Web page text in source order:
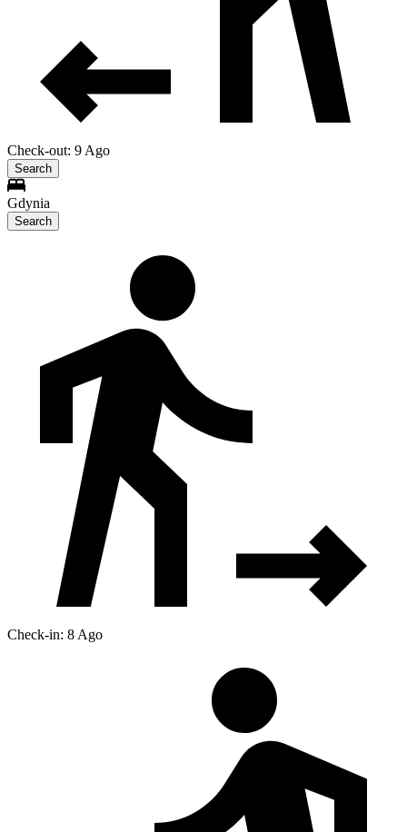
Check-out: 9 Ago
Search
Gdynia
Search
Check-in: 8 Ago